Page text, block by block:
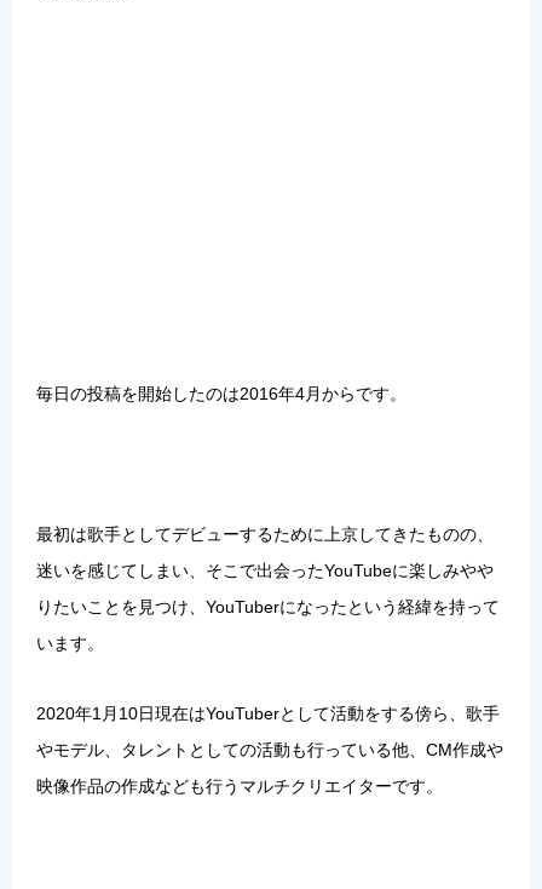
毎日の投稿を開始したのは2016年4月からです。
最初は歌手としてデビューするために上京してきたものの、
迷いを感じてしまい、そこで出会ったYouTubeに楽しみやや
りたいことを見つけ、YouTuberになったという経緯を持って
います。
2020年1月10日現在はYouTuberとして活動をする傍ら、 歌手
やモデル、タレントとしての活動も行っている他、CM作成や
映像作品の作成なども行うマルチクリエイターです。